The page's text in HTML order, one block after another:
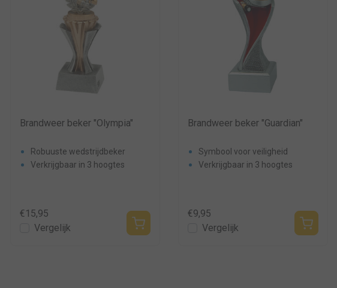
Brandweer beker "Olympia"
Robuuste wedstrijdbeker
Verkrijgbaar in 3 hoogtes
€15,95
Vergelijk
Brandweer beker "Guardian"
Symbool voor veiligheid
Verkrijgbaar in 3 hoogtes
€9,95
Vergelijk